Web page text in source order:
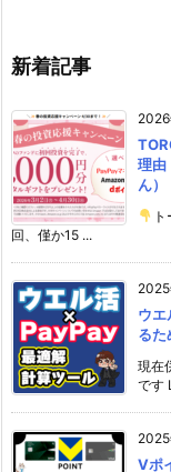
新着記事
理由
ん）
回、僅か15 ...
2025
ウ
るた
現在
です
Vポ